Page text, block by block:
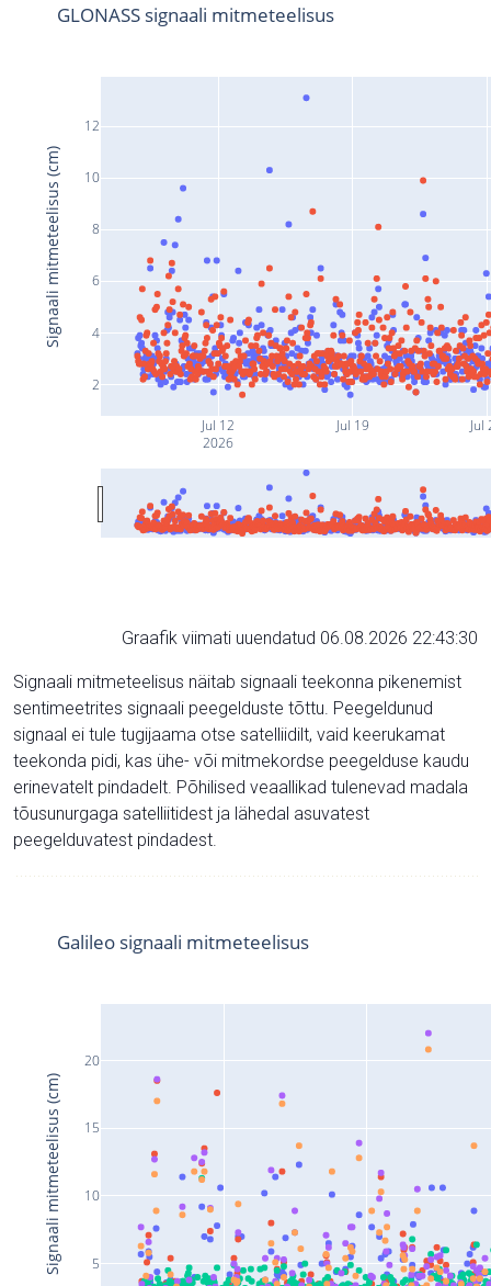
Jul 12
2026
Jul 19 Jul
2
4
6
8
10
12
GLONASS signaali mitmeteelisus
Signaali mitmeteelisus (cm)
Graafik viimati uuendatud 06.08.2026 22:43:30
Signaali mitmeteelisus näitab signaali teekonna pikenemist
sentimeetrites signaali peegelduste tõttu. Peegeldunud
signaal ei tule tugijaama otse satelliidilt, vaid keerukamat
teekonda pidi, kas ühe- või mitmekordse peegelduse kaudu
erinevatelt pindadelt. Põhilised veaallikad tulenevad madala
tõusunurgaga satelliitidest ja lähedal asuvatest
peegelduvatest pindadest.
5
10
15
20
Galileo signaali mitmeteelisus
Signaali mitmeteelisus (cm)